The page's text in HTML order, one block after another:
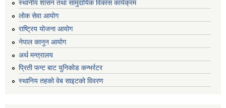
स्थानीय शासन तथा सामुदायिक विकास कार्यक्रम
लोक सेवा आयोग
राष्ट्रिय योजना आयोग
नेपाल कानुन आयोग
अर्थ मन्त्रालय
प्रिती फन्ट बाट युनिकोड कन्भर्रटर
स्थानिय तहकाे वेब साइटकाे विवरण